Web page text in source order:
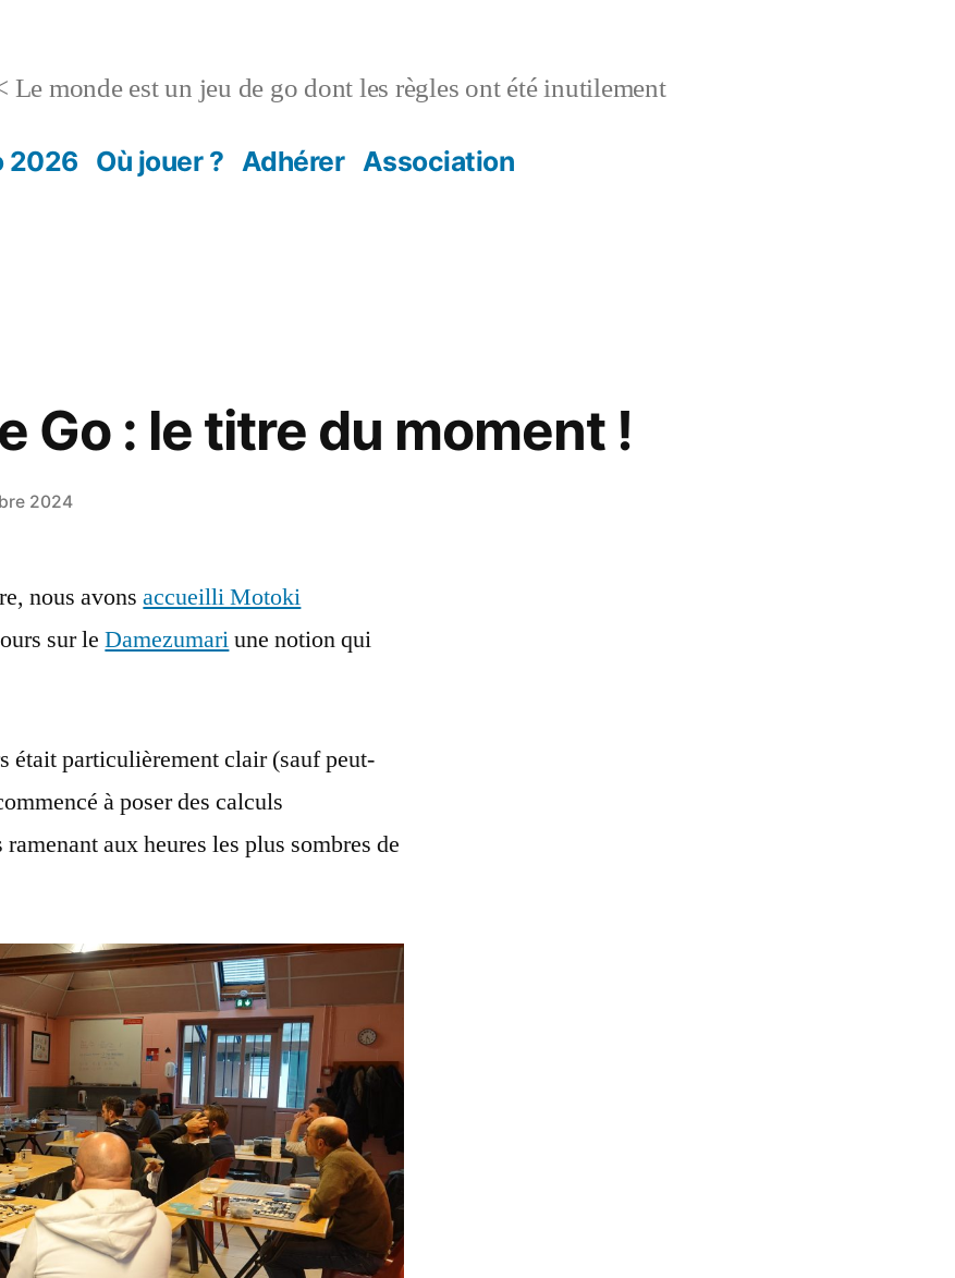
Le monde est un jeu de go dont les règles ont été inutilement
2026 Où jouer ? Adhérer Association
Go : le titre du moment !
2024
nous avonsaccueilli Motoki
sur leDamezumariune notion qui
était particulièrement clair (sauf peut-
à poser des calculs
aux heures les plus sombres de